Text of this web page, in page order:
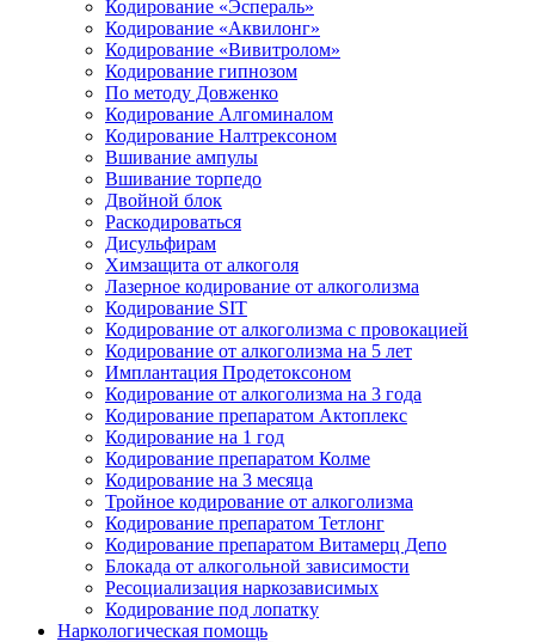
Кодирование «Эспераль»
Кодирование «Аквилонг»
Кодирование «Вивитролом»
Кодирование гипнозом
По методу Довженко
Кодирование Алгоминалом
Кодирование Налтрексоном
Вшивание ампулы
Вшивание торпедо
Двойной блок
Раскодироваться
Дисульфирам
Химзащита от алкоголя
Лазерное кодирование от алкоголизма
Кодирование SIT
Кодирование от алкоголизма с провокацией
Кодирование от алкоголизма на 5 лет
Имплантация Продетоксоном
Кодирование от алкоголизма на 3 года
Кодирование препаратом Актоплекс
Кодирование на 1 год
Кодирование препаратом Колме
Кодирование на 3 месяца
Тройное кодирование от алкоголизма
Кодирование препаратом Тетлонг
Кодирование препаратом Витамерц Депо
Блокада от алкогольной зависимости
Ресоциализация наркозависимых
Кодирование под лопатку
Наркологическая помощь